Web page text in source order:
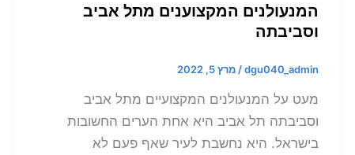
המנעולנים המקצוענים מתל אביב
וסביבתה
dgu040_admin
/מרץ 5, 2022
מעט על המנעולנים המקצועיים מתל אביב
וסביבתה תל אביב היא אחת הערים החשובות
בישראל. היא נחשבת לעיר שאף פעם לא